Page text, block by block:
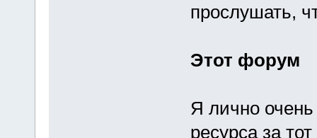
прослушать,
Этот форум
Я лично очень
ресурса за